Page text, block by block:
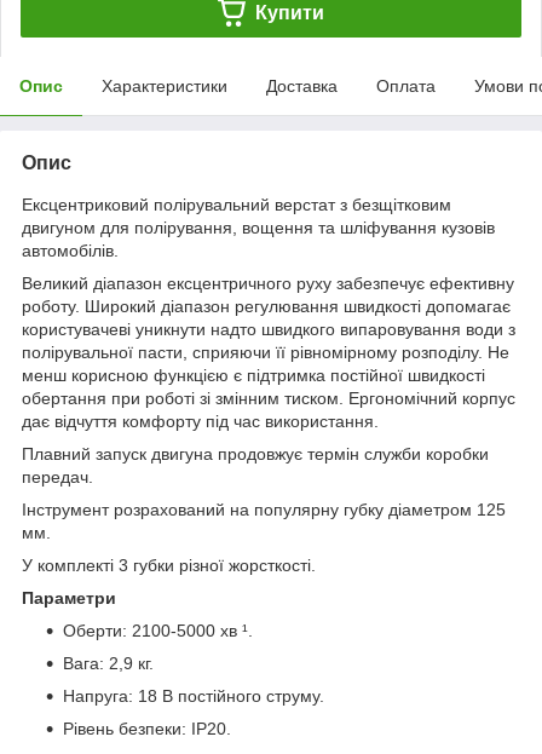
Купити
Опис Характеристики Доставка Оплата Умови
Опис
Ексцентриковий полірувальний верстат з безщітковим
двигуном для полірування, вощення та шліфування кузовів
автомобілів.
Великий діапазон ексцентричного руху забезпечує ефективну
роботу. Широкий діапазон регулювання швидкості допомагає
користувачеві уникнути надто швидкого випаровування води з
полірувальної пасти, сприяючи її рівномірному розподілу. Не
менш корисною функцією є підтримка постійної швидкості
обертання при роботі зі змінним тиском. Ергономічний корпус
дає відчуття комфорту під час використання.
Плавний запуск двигуна продовжує термін служби коробки
передач.
Інструмент розрахований на популярну губку діаметром 125
мм.
У комплекті 3 губки різної жорсткості.
Параметри
Оберти: 2100-5000 хв ¹.
Вага: 2,9 кг.
Напруга: 18 В постійного струму.
Рівень безпеки: IP20.